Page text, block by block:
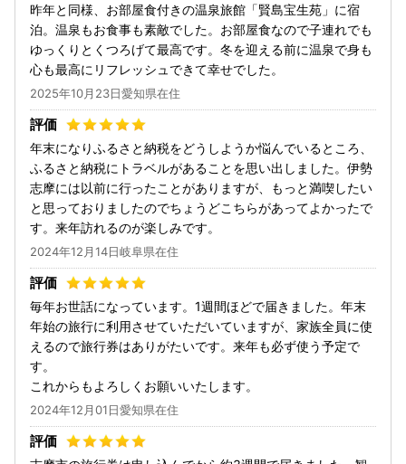
昨年と同様、お部屋食付きの温泉旅館「賢島宝生苑」に宿
泊。温泉もお食事も素敵でした。お部屋食なので子連れでも
ゆっくりとくつろげて最高です。冬を迎える前に温泉で身も
心も最高にリフレッシュできて幸せでした。
2025年10月23日愛知県在住
年末になりふるさと納税をどうしようか悩んでいるところ、
ふるさと納税にトラベルがあることを思い出しました。伊勢
志摩には以前に行ったことがありますが、もっと満喫したい
と思っておりましたのでちょうどこちらがあってよかったで
す。来年訪れるのが楽しみです。
2024年12月14日岐阜県在住
毎年お世話になっています。1週間ほどで届きました。年末
年始の旅行に利用させていただいていますが、家族全員に使
えるので旅行券はありがたいです。来年も必ず使う予定で
す。
これからもよろしくお願いいたします。
2024年12月01日愛知県在住